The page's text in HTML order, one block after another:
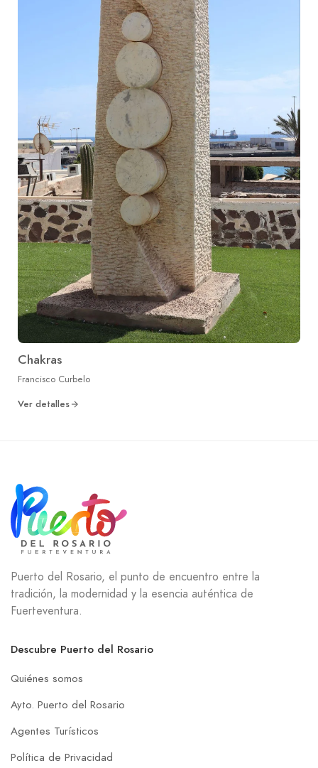
Chakras
Francisco Curbelo
Ver detalles
Puerto del Rosario, el punto de encuentro entre la
tradición, la modernidad y la esencia auténtica de
Fuerteventura.
Descubre Puerto del Rosario
Quiénes somos
Ayto. Puerto del Rosario
Agentes Turísticos
Política de Privacidad